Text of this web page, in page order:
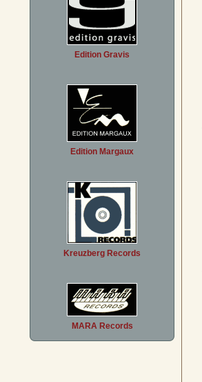
Edition Gravis
Edition Margaux
Kreuzberg Records
MARA Records